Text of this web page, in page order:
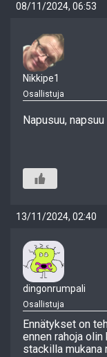
08/11/2024, 06:53
Nikkipe1
Osallistuja
Napusuu, napsuu
13/11/2024, 02:40
dingonrumpali
Osallistuja
Ennätykset on
ennen rahoja
stackilla mukana